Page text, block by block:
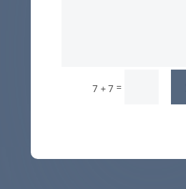
7 + 7 =